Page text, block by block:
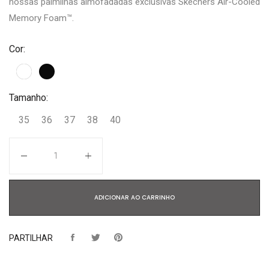
Memory Foam™.
Cor:
Tamanho:
35
36 37 38 40
ADICIONAR AO CARRINHO
PARTILHAR